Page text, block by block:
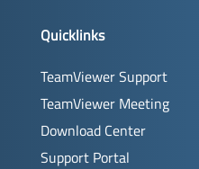
Quicklinks
TeamViewer Support
TeamViewer Meeting
Download Center
Support Portal